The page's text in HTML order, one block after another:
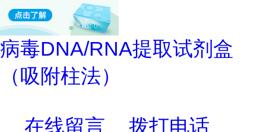
病毒DNA/RNA提取试剂盒
（吸附柱法）
在线留言 拨打电话